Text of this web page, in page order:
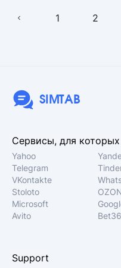
1 2
SIMTAB
Сервисы, для
Yahoo
Telegram
VKontakte
Stoloto
Microsoft
Avito
Support